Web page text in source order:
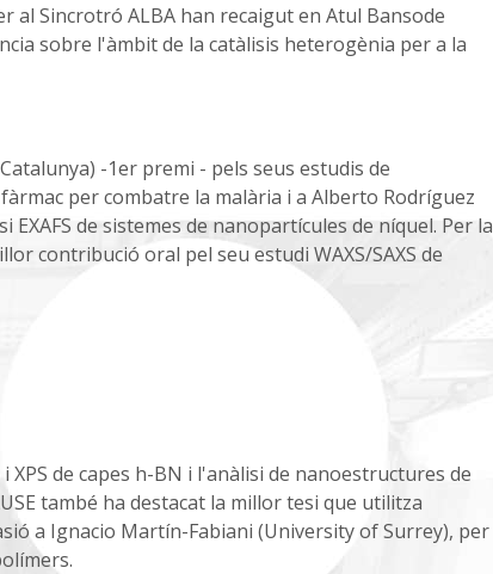
al Sincrotró ALBA han recaigut en Atul Bansode
sobre l'àmbit de la catàlisis heterogènia per a la
-1er premi - pels seus estudis de
per combatre la malària i a Alberto Rodríguez
de sistemes de nanopartícules de níquel. Per la
contribució oral pel seu estudi WAXS/SAXS de
de capes h-BN i l'anàlisi de nanoestructures de
també ha destacat la millor tesi que utilitza
a Ignacio Martín-Fabiani (University of Surrey), per